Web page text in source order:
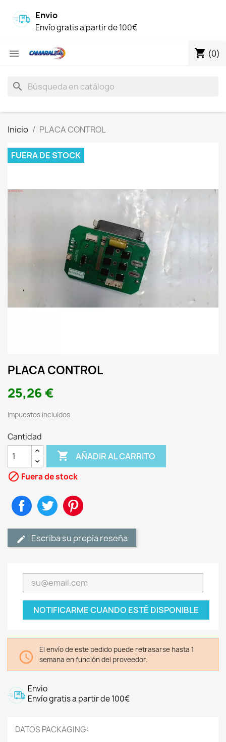
Envio
Envío gratis a partir de 100€
 shopping_cart (0)
search
Inicio PLACA CONTROL
FUERA DE STOCK
PLACA CONTROL
25,26 €
Impuestos incluidos
Cantidad
 AÑADIR AL CARRITO
 Fuera de stock
CompartirTuitear
Escriba su propia reseña
NOTIFICARME CUANDO ESTÉ DISPONIBLE

El envío de este pedido puede retrasarse hasta 1
semana en función del proveedor.
Envio
Envío gratis a partir de 100€
DATOS PACKAGING: